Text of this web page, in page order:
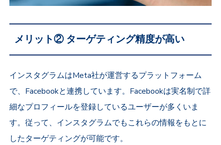
メリット② ターゲティング精度が高い
インスタグラムはMeta社が運営するプラットフォーム
で、Facebookと連携しています。Facebookは実名制で詳
細なプロフィールを登録しているユーザーが多くいま
す。従って、インスタグラムでもこれらの情報をもとに
したターゲティングが可能です。